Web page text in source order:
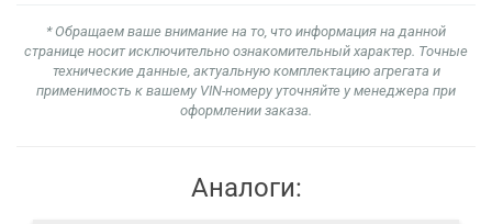
* Обращаем ваше внимание на то, что информация на данной
странице носит исключительно ознакомительный характер. Точные
технические данные, актуальную комплектацию агрегата и
применимость к вашему VIN-номеру уточняйте у менеджера при
оформлении заказа.
Аналоги: